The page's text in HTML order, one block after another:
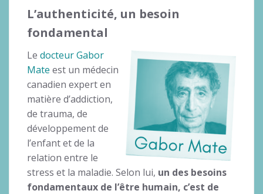
L’authenticité, un besoin
fondamental
Le docteur Gabor
Mate est un médecin
canadien expert en
matière d’addiction,
de trauma, de
développement de
l’enfant et de la
relation entre le
stress et la maladie. Selon lui, un des besoins
fondamentaux de l’être humain, c’est de